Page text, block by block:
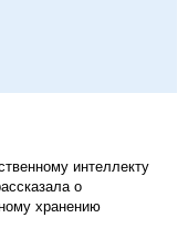
интеллекту
о
хранению